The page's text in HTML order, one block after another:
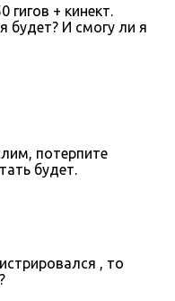
гигов + кинект.
будет? И смогу ли я
потерпите
будет.
, то